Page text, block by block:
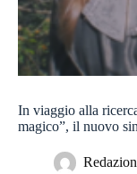
In viaggio alla
magico”, il nuovo